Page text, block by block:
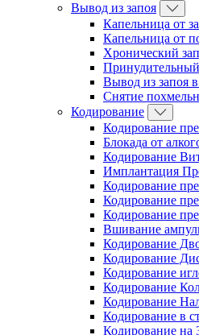
Вывод из запоя
Капельница от
Капельница от
Хронический
Вывод из запоя
Снятие
Кодирование
Кодирование
Блокада от
Кодирование
Имплантация
Кодирование
Кодирование
Кодирование
Вшивание
Кодирование
Кодирование
Кодирование
Кодирование
Кодирование
Кодирование в
Кодирование на